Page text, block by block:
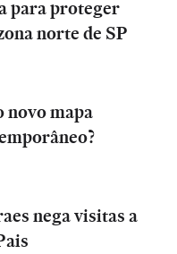
para proteger
norte de SP
novo mapa
nega visitas a